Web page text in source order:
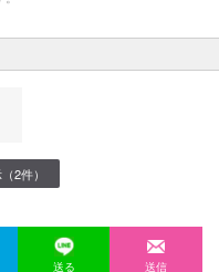
2件）
送る 送信